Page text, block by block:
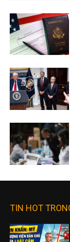
TIN HOT